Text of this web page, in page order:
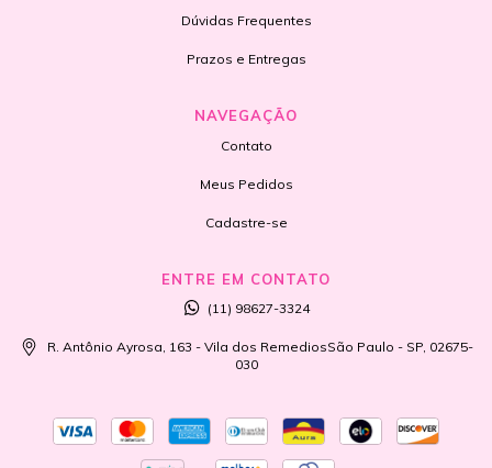
Dúvidas Frequentes
Prazos e Entregas
NAVEGAÇÃO
Contato
Meus Pedidos
Cadastre-se
ENTRE EM CONTATO
(11) 98627-3324
R. Antônio Ayrosa, 163 - Vila dos RemediosSão Paulo - SP, 02675-
030